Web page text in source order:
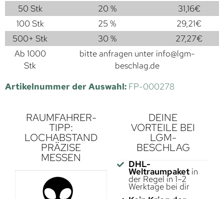
50 Stk
20 % 31,16€
100 Stk
25 % 29,21€
500+ Stk
30 % 27,27€
Ab 1000
Stk
bitte anfragen unter info@lgm-
beschlag.de
Artikelnummer der Auswahl: FP-000278
RAUMFAHRER-
TIPP:
LOCHABSTAND
PRÄZISE
MESSEN
DEINE
VORTEILE BEI
LGM-
BESCHLAG
DHL-
Weltraumpaketin
der Regel in 1–2
Werktage bei dir